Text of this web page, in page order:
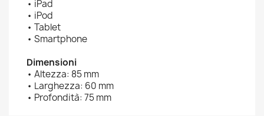
• iPad
• iPod
• Tablet
• Smartphone
Dimensioni
• Altezza: 85 mm
• Larghezza: 60 mm
• Profondità: 75 mm